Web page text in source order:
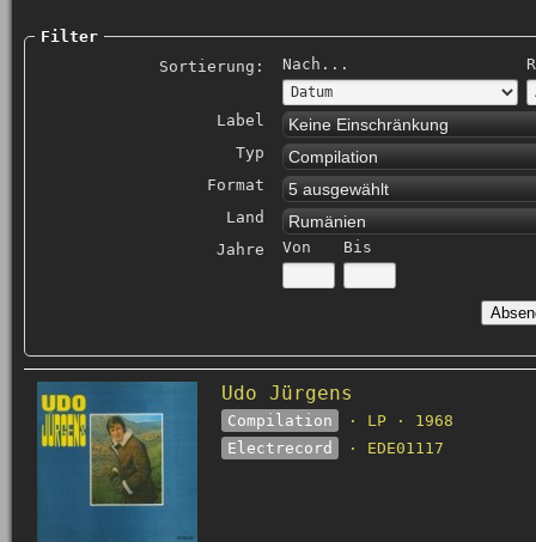
Filter
Sortierung:
Nach...
Label Keine Einschränkung
Typ Compilation
Format 5 ausgewählt
Land Rumänien
Jahre Von Bis
Udo Jürgens
Compilation
· LP · 1968
Electrecord
· EDE01117